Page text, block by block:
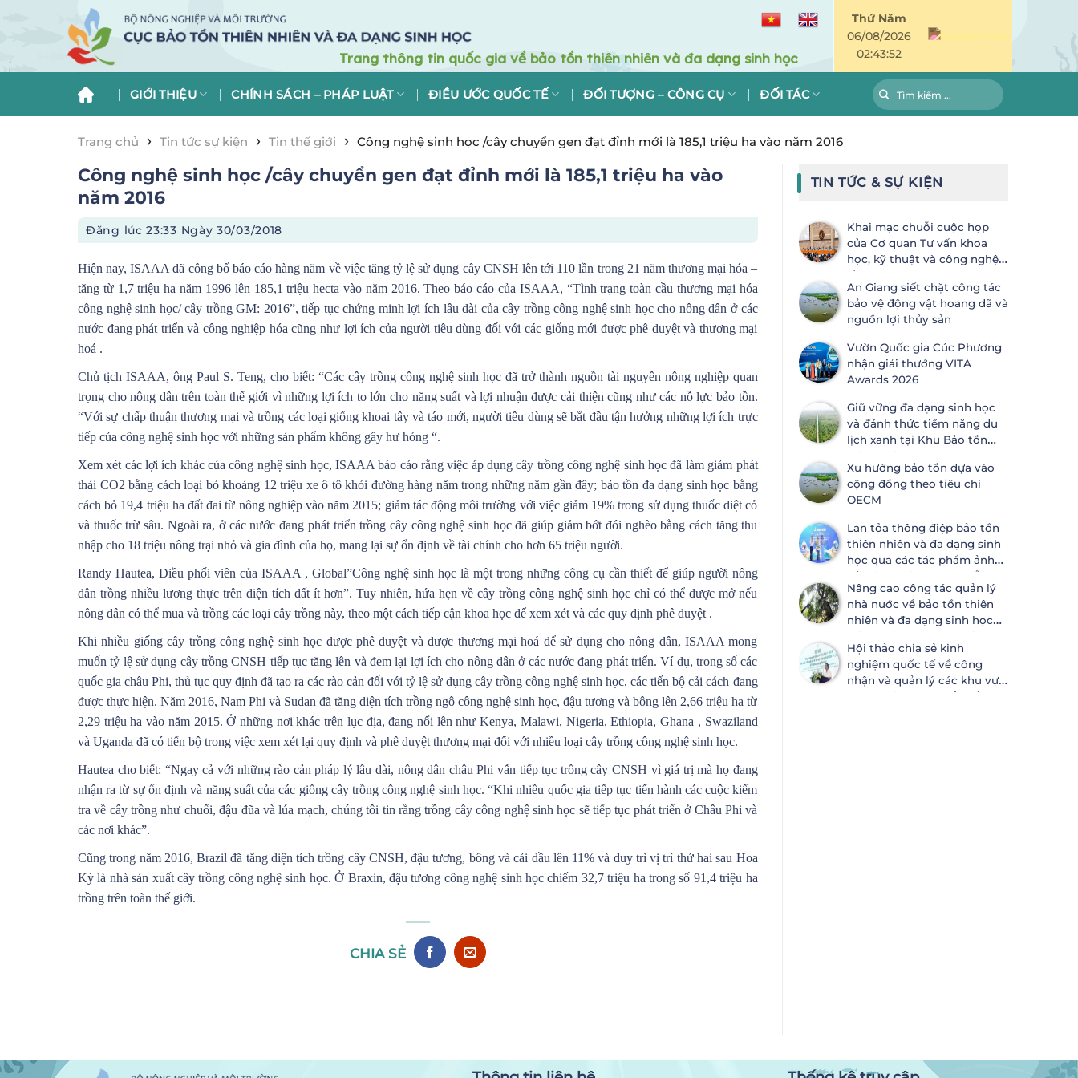
Thứ Năm
06/08/2026
02:43:52
GIỚI THIỆU CHÍNH SÁCH – PHÁP LUẬT ĐIỀU ƯỚC QUỐC TẾ ĐỐI TƯỢNG – CÔNG CỤ ĐỐI TÁC
Trang chủ › Tin tức sự kiện › Tin thế giới › Công nghệ sinh học /cây chuyển gen đạt đỉnh mới là 185,1 triệu ha vào năm 2016
Công nghệ sinh học /cây chuyển gen đạt đỉnh mới là 185,1 triệu ha vào
năm 2016
Đăng lúc23:33 Ngày 30/03/2018
Hiện nay, ISAAA đã công bố báo cáo hàng năm về việc tăng tỷ lệ sử dụng cây CNSH lên tới 110 lần trong 21 năm thương mại hóa –
tăng từ 1,7 triệu ha năm 1996 lên 185,1 triệu hecta vào năm 2016. Theo báo cáo của ISAAA, “Tình trạng toàn cầu thương mại hóa
công nghệ sinh học/ cây trồng GM: 2016”, tiếp tục chứng minh lợi ích lâu dài của cây trồng công nghệ sinh học cho nông dân ở các
nước đang phát triển và công nghiệp hóa cũng như lợi ích của người tiêu dùng đối với các giống mới được phê duyệt và thương mại
hoá .
Chủ tịch ISAAA, ông Paul S. Teng, cho biết: “Các cây trồng công nghệ sinh học đã trở thành nguồn tài nguyên nông nghiệp quan
trọng cho nông dân trên toàn thế giới vì những lợi ích to lớn cho năng suất và lợi nhuận được cải thiện cũng như các nỗ lực bảo tồn.
“Với sự chấp thuận thương mại và trồng các loại giống khoai tây và táo mới, người tiêu dùng sẽ bắt đầu tận hưởng những lợi ích trực
tiếp của công nghệ sinh học với những sản phẩm không gây hư hỏng “.
Xem xét các lợi ích khác của công nghệ sinh học, ISAAA báo cáo rằng việc áp dụng cây trồng công nghệ sinh học đã làm giảm phát
thải CO2 bằng cách loại bỏ khoảng 12 triệu xe ô tô khỏi đường hàng năm trong những năm gần đây; bảo tồn đa dạng sinh học bằng
cách bỏ 19,4 triệu ha đất đai từ nông nghiệp vào năm 2015; giảm tác động môi trường với việc giảm 19% trong sử dụng thuốc diệt cỏ
và thuốc trừ sâu. Ngoài ra, ở các nước đang phát triển trồng cây công nghệ sinh học đã giúp giảm bớt đói nghèo bằng cách tăng thu
nhập cho 18 triệu nông trại nhỏ và gia đình của họ, mang lại sự ổn định về tài chính cho hơn 65 triệu người.
Randy Hautea, Điều phối viên của ISAAA , Global”Công nghệ sinh học là một trong những công cụ cần thiết để giúp người nông
dân trồng nhiều lương thực trên diện tích đất ít hơn”. Tuy nhiên, hứa hẹn về cây trồng công nghệ sinh học chỉ có thể được mở nếu
nông dân có thể mua và trồng các loại cây trồng này, theo một cách tiếp cận khoa học để xem xét và các quy định phê duyệt .
Khi nhiều giống cây trồng công nghệ sinh học được phê duyệt và được thương mại hoá để sử dụng cho nông dân, ISAAA mong
muốn tỷ lệ sử dụng cây trồng CNSH tiếp tục tăng lên và đem lại lợi ích cho nông dân ở các nước đang phát triển. Ví dụ, trong số các
quốc gia châu Phi, thủ tục quy định đã tạo ra các rào cản đối với tỷ lệ sử dụng cây trồng công nghệ sinh học, các tiến bộ cải cách đang
được thực hiện. Năm 2016, Nam Phi và Sudan đã tăng diện tích trồng ngô công nghệ sinh học, đậu tương và bông lên 2,66 triệu ha từ
2,29 triệu ha vào năm 2015. Ở những nơi khác trên lục địa, đang nổi lên như Kenya, Malawi, Nigeria, Ethiopia, Ghana , Swaziland
và Uganda đã có tiến bộ trong việc xem xét lại quy định và phê duyệt thương mại đối với nhiều loại cây trồng công nghệ sinh học.
Hautea cho biết: “Ngay cả với những rào cản pháp lý lâu dài, nông dân châu Phi vẫn tiếp tục trồng cây CNSH vì giá trị mà họ đang
nhận ra từ sự ổn định và năng suất của các giống cây trồng công nghệ sinh học. “Khi nhiều quốc gia tiếp tục tiến hành các cuộc kiểm
tra về cây trồng như chuối, đậu đũa và lúa mạch, chúng tôi tin rằng trồng cây công nghệ sinh học sẽ tiếp tục phát triển ở Châu Phi và
các nơi khác”.
Cũng trong năm 2016, Brazil đã tăng diện tích trồng cây CNSH, đậu tương, bông và cải dầu lên 11% và duy trì vị trí thứ hai sau Hoa
Kỳ là nhà sản xuất cây trồng công nghệ sinh học. Ở Braxin, đậu tương công nghệ sinh học chiếm 32,7 triệu ha trong số 91,4 triệu ha
trồng trên toàn thế giới.
CHIA SẺ
TIN TỨC & SỰ KIỆN
Khai mạc chuỗi cuộc họp
của Cơ quan Tư vấn khoa
học, kỹ thuật và công nghệ
lần thứ 28 (SBSTTA-28) và Cơ
quan Thực thi lần thứ 7 (SBI-7) Công
ước Đa dạng sinh học
An Giang siết chặt công tác
bảo vệ động vật hoang dã và
nguồn lợi thủy sản
Vườn Quốc gia Cúc Phương
nhận giải thưởng VITA
Awards 2026
Giữ vững đa dạng sinh học
và đánh thức tiềm năng du
lịch xanh tại Khu Bảo tồn
Hoàng
Xu hướng bảo tồn dựa vào
cộng đồng theo tiêu chí
OECM
Lan tỏa thông điệp bảo tồn
thiên nhiên và đa dạng sinh
học qua các tác phẩm ảnh
về thiên nhiên tại Đà Nẵng
Nâng cao công tác quản lý
nhà nước về bảo tồn thiên
nhiên và đa dạng sinh học
Hội thảo chia sẻ kinh
nghiệm quốc tế về công
nhận và quản lý các khu vực
có các biện pháp bảo tồn